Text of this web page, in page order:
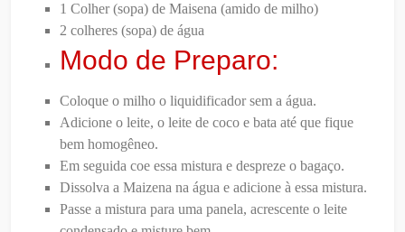
1 Colher (sopa) de Maisena (amido de milho)
2 colheres (sopa) de água
Modo de Preparo:
Coloque o milho o liquidificador sem a água.
Adicione o leite, o leite de coco e bata até que fique
bem homogêneo.
Em seguida coe essa mistura e despreze o bagaço.
Dissolva a Maizena na água e adicione à essa mistura.
Passe a mistura para uma panela, acrescente o leite